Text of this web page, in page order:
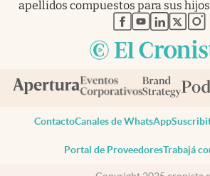
apellidos compuestos para sus hijos
abre en nueva
abre enabre en
ContactoCanales de WhatsApp
Portal de ProveedoresTrabajá